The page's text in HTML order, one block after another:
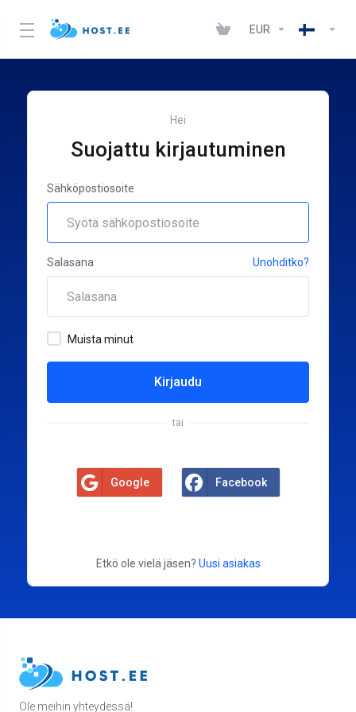
EUR
Hei
Suojattu kirjautuminen
Sähköpostiosoite
Salasana Unohditko?
Muista minut
Kirjaudu
tai
Google Facebook
Etkö ole vielä jäsen? Uusi asiakas
Ole meihin yhteydessä!